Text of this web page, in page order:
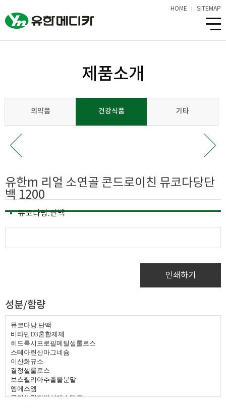
HOME SITEMAP
제품소개
의약품 건강식품 기타
유한m 리얼 소연골 콘드로이친 뮤코다당단
백 1200
뮤코다당.단백
인쇄하기
성분/함량
뮤코다당.단백
비타민D3혼합제제
히드록시프로필메틸셀룰로스
스테아린산마그네슘
이산화규소
결정셀룰로스
보스웰리아추출물분말
엠에스엠
글리세린지방산에스테르